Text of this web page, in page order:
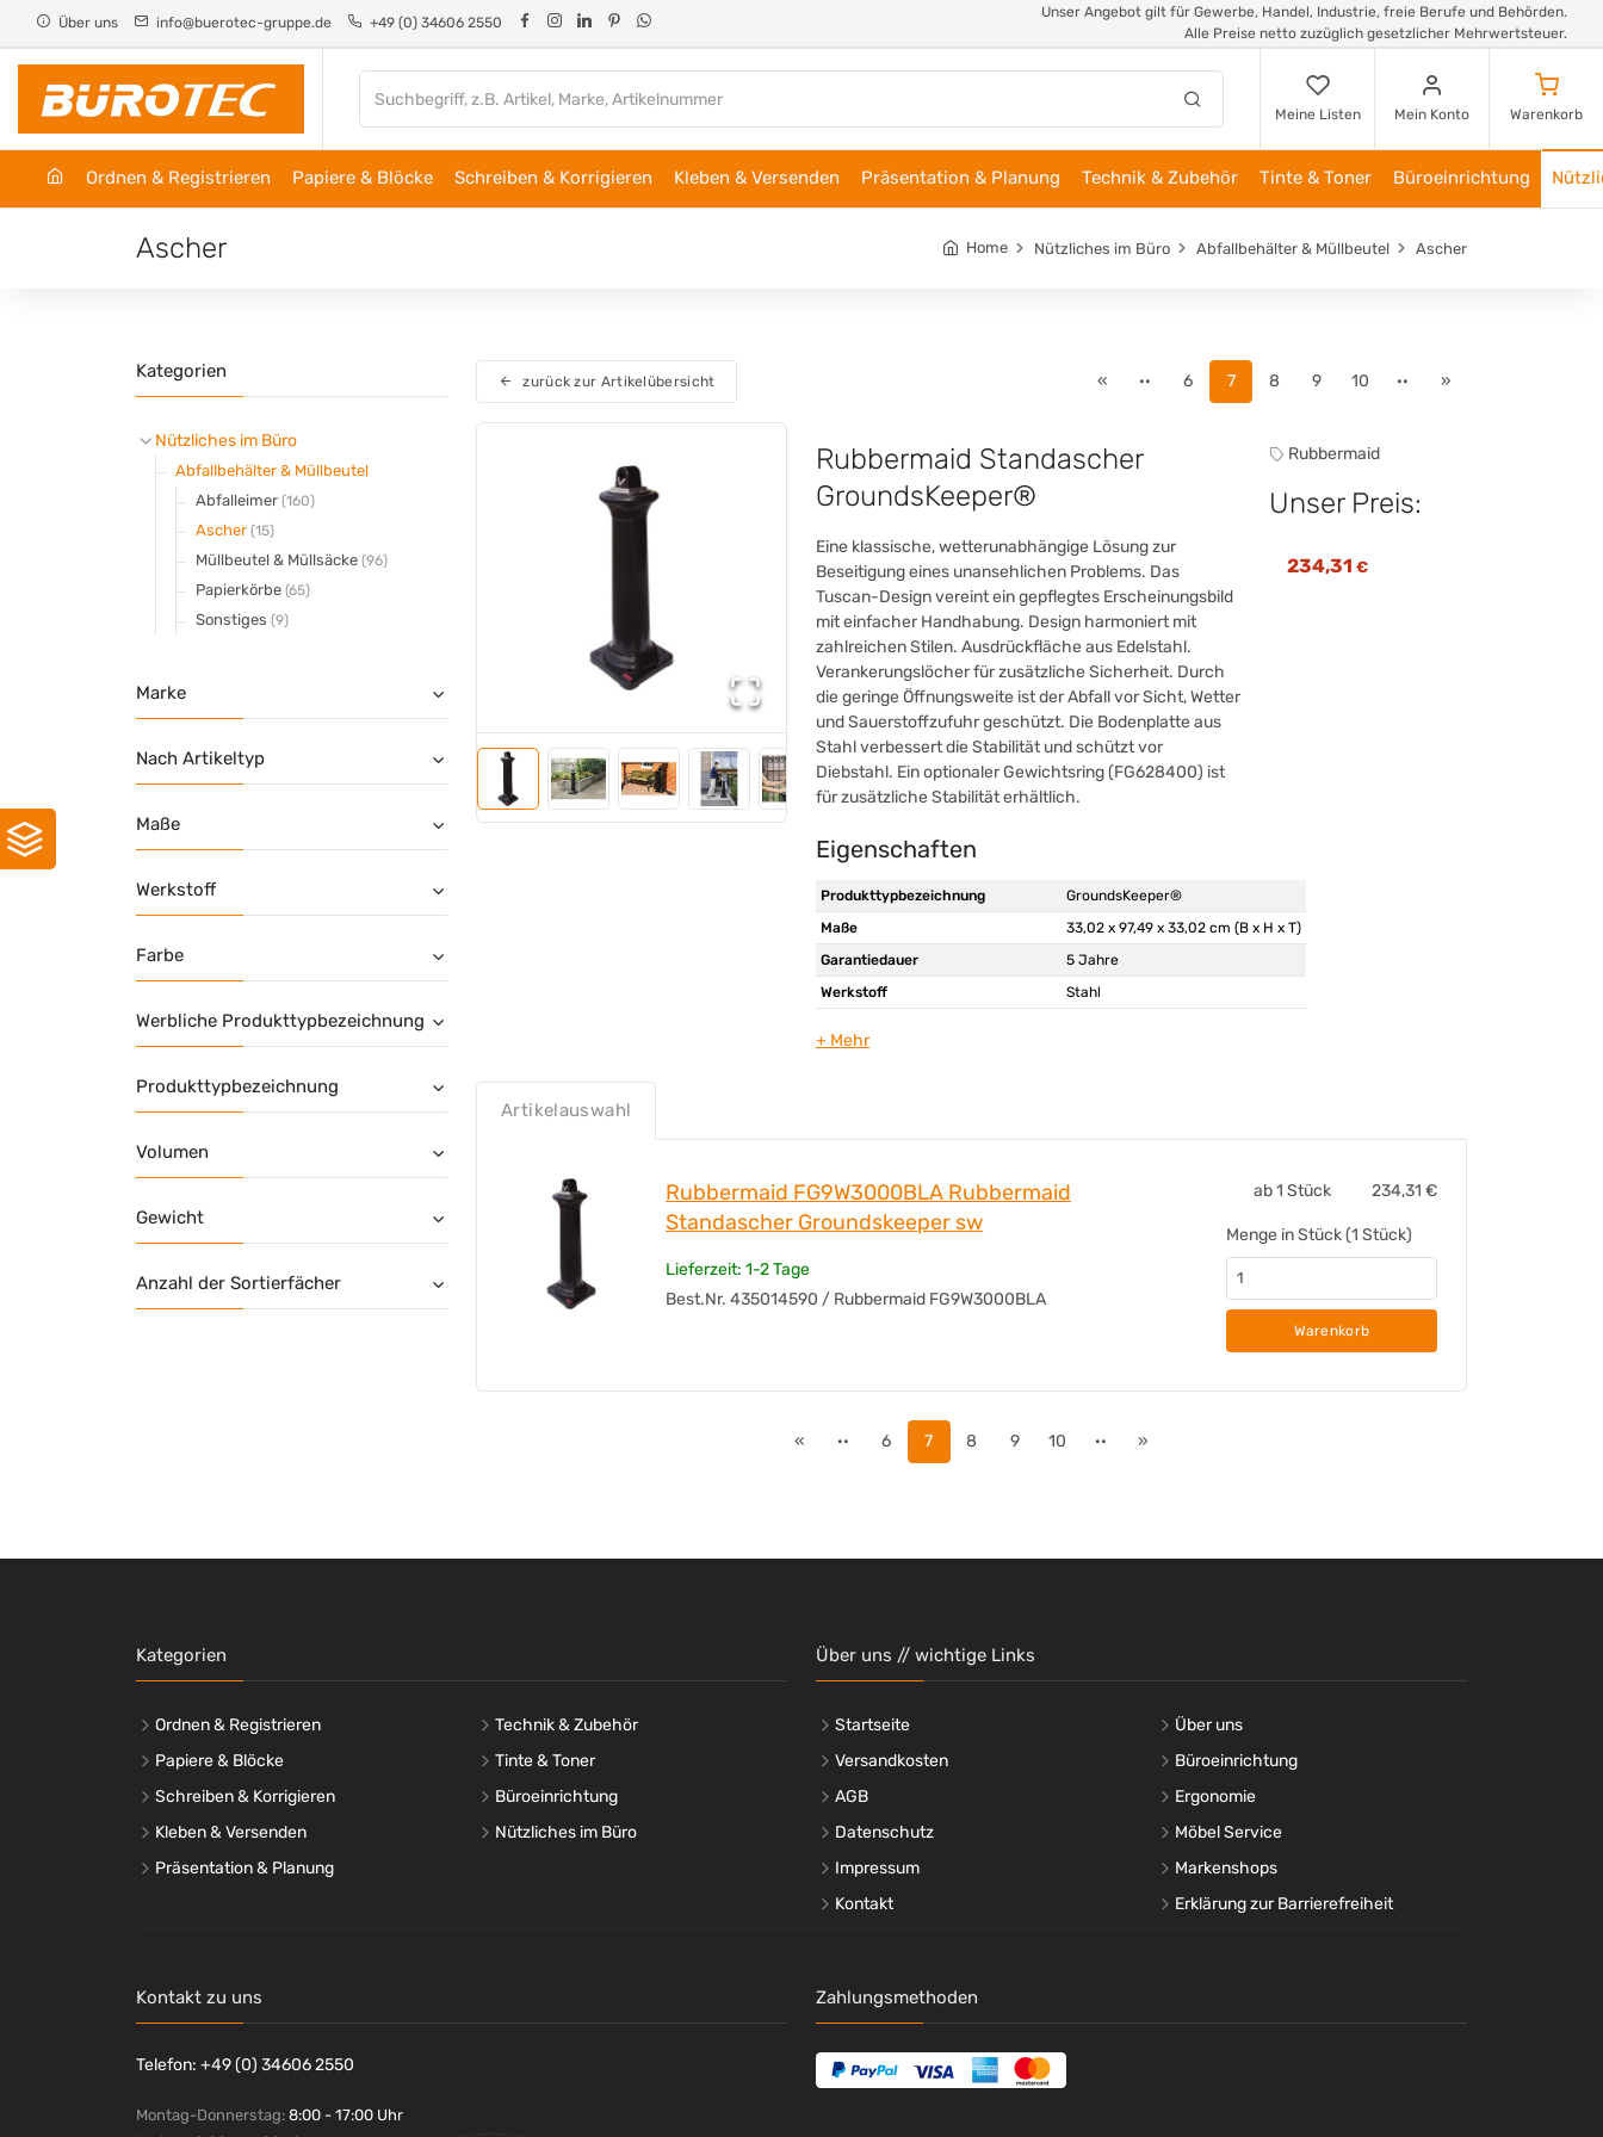
Über uns info@buerotec-gruppe.de +49 (0) 34606 2550
Unser Angebot gilt für Gewerbe, Handel, Industrie, freie Berufe und Behörden.
Alle Preise netto zuzüglich gesetzlicher Mehrwertsteuer.
Meine Listen Mein Konto Warenkorb
Ordnen & Registrieren Papiere & Blöcke Schreiben & Korrigieren Kleben & Versenden Präsentation & Planung Technik & Zubehör Tinte & Toner Büroeinrichtung
Ascher Home Nützliches im Büro Abfallbehälter & Müllbeutel Ascher
Kategorien
Nützliches im Büro
Abfallbehälter & Müllbeutel
Abfalleimer (160)
Ascher (15)
Müllbeutel & Müllsäcke (96)
Papierkörbe (65)
Sonstiges (9)
Marke
Nach Artikeltyp
Maße
Werkstoff
Farbe
Werbliche Produkttypbezeichnung
Produkttypbezeichnung
Volumen
Gewicht
Anzahl der Sortierfächer
zurück zur Artikelübersicht « ·· 6 7 8 9 10 ·· »
Rubbermaid Standascher
GroundsKeeper®
Eine klassische, wetterunabhängige Lösung zur
Beseitigung eines unansehlichen Problems. Das
Tuscan-Design vereint ein gepflegtes Erscheinungsbild
mit einfacher Handhabung. Design harmoniert mit
zahlreichen Stilen. Ausdrückfläche aus Edelstahl.
Verankerungslöcher für zusätzliche Sicherheit. Durch
die geringe Öffnungsweite ist der Abfall vor Sicht, Wetter
und Sauerstoffzufuhr geschützt. Die Bodenplatte aus
Stahl verbessert die Stabilität und schützt vor
Diebstahl. Ein optionaler Gewichtsring (FG628400) ist
für zusätzliche Stabilität erhältlich.
Rubbermaid
Unser Preis:
234,31 €
Eigenschaften
Produkttypbezeichnung
GroundsKeeper®
Maße
33,02 x 97,49 x 33,02 cm (B x H x T)
Garantiedauer
5 Jahre
Werkstoff
Stahl
Artikelauswahl
Rubbermaid FG9W3000BLA Rubbermaid
Standascher Groundskeeper sw
Lieferzeit: 1-2 Tage
Best.Nr. 435014590 / Rubbermaid FG9W3000BLA
ab 1 Stück 234,31 €
Menge in Stück (1 Stück)
Warenkorb
« ·· 6 7 8 9 10 ·· »
Kategorien
Ordnen & Registrieren
Papiere & Blöcke
Schreiben & Korrigieren
Kleben & Versenden
Präsentation & Planung
Technik & Zubehör
Tinte & Toner
Büroeinrichtung
Nützliches im Büro
Über uns // wichtige Links
Startseite
Versandkosten
AGB
Datenschutz
Impressum
Kontakt
Über uns
Büroeinrichtung
Ergonomie
Möbel Service
Markenshops
Erklärung zur Barrierefreiheit
Kontakt zu uns
Telefon: +49 (0) 34606 2550
Montag-Donnerstag: 8:00 - 17:00 Uhr
Zahlungsmethoden
Cookie-Einstellungen